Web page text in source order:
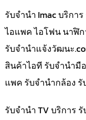
รับจำนำ Imac บริกา
ไอแพค ไอโฟน นาฬิ
รับจํานําแจ้งวัฒนะ
สินค้าไอที รับจำนำมื
แพค รับจำนำกล้อง รั
รับจำนำ TV บริการ